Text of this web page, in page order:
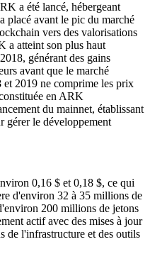
a été lancé, hébergeant
avant le pic du marché
vers des valorisations
a atteint son plus haut
générant des gains
avant que le marché
et 2019 ne comprime les prix
en ARK
du mainnet, établissant
gérer le développement
0,16 $ et 0,18 $, ce qui
d'environ 32 à 35 millions de
200 millions de jetons
actif avec des mises à jour
de l'infrastructure et des outils